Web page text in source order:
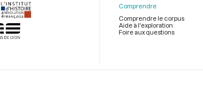
page
Comprendre
Comprendre le corpus
Aide à l'exploration
Foire aux questions